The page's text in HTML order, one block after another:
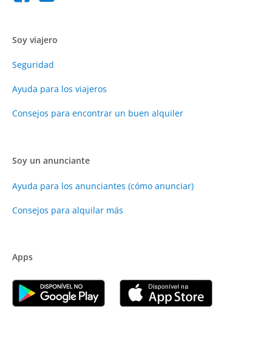
Soy viajero
Seguridad
Ayuda para los viajeros
Consejos para encontrar un buen alquiler
Soy un anunciante
Ayuda para los anunciantes (cómo anunciar)
Consejos para alquilar más
Apps